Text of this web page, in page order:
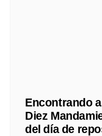
Encontrando
Diez
del día de